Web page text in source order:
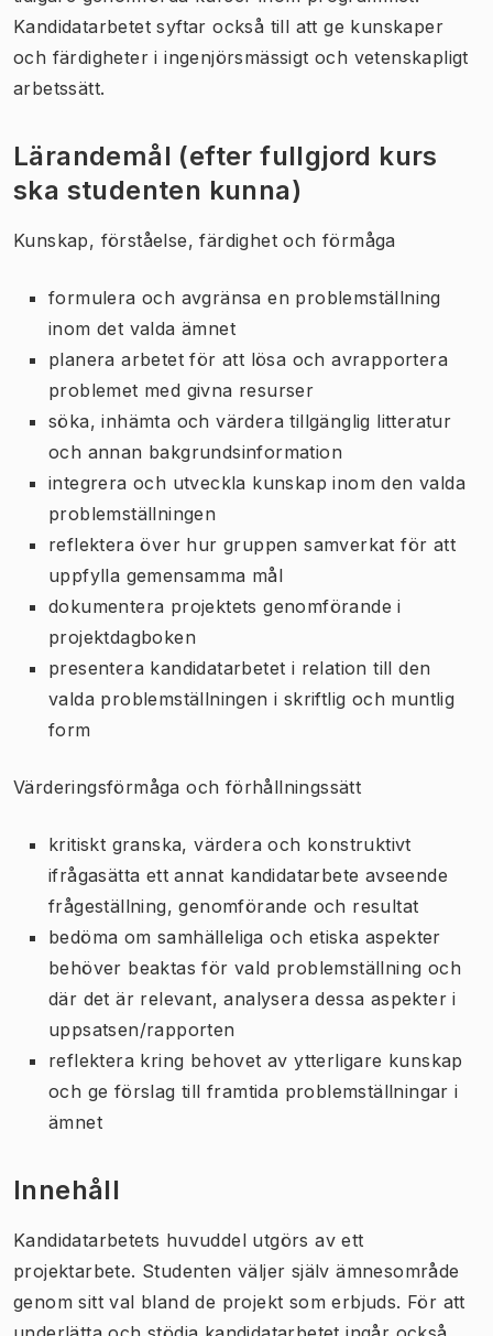
Kandidatarbetet syftar också till att ge kunskaper
och färdigheter i ingenjörsmässigt och vetenskapligt
arbetssätt.
Lärandemål (efter fullgjord kurs
ska studenten kunna)
Kunskap, förståelse, färdighet och förmåga
formulera och avgränsa en problemställning
inom det valda ämnet
planera arbetet för att lösa och avrapportera
problemet med givna resurser
söka, inhämta och värdera tillgänglig litteratur
och annan bakgrundsinformation
integrera och utveckla kunskap inom den valda
problemställningen
reflektera över hur gruppen samverkat för att
uppfylla gemensamma mål
dokumentera projektets genomförande i
projektdagboken
presentera kandidatarbetet i relation till den
valda problemställningen i skriftlig och muntlig
form
Värderingsförmåga och förhållningssätt
kritiskt granska, värdera och konstruktivt
ifrågasätta ett annat kandidatarbete avseende
frågeställning, genomförande och resultat
bedöma om samhälleliga och etiska aspekter
behöver beaktas för vald problemställning och
där det är relevant, analysera dessa aspekter i
uppsatsen/rapporten
reflektera kring behovet av ytterligare kunskap
och ge förslag till framtida problemställningar i
ämnet
Innehåll
Kandidatarbetets huvuddel utgörs av ett
projektarbete. Studenten väljer själv ämnesområde
genom sitt val bland de projekt som erbjuds. För att